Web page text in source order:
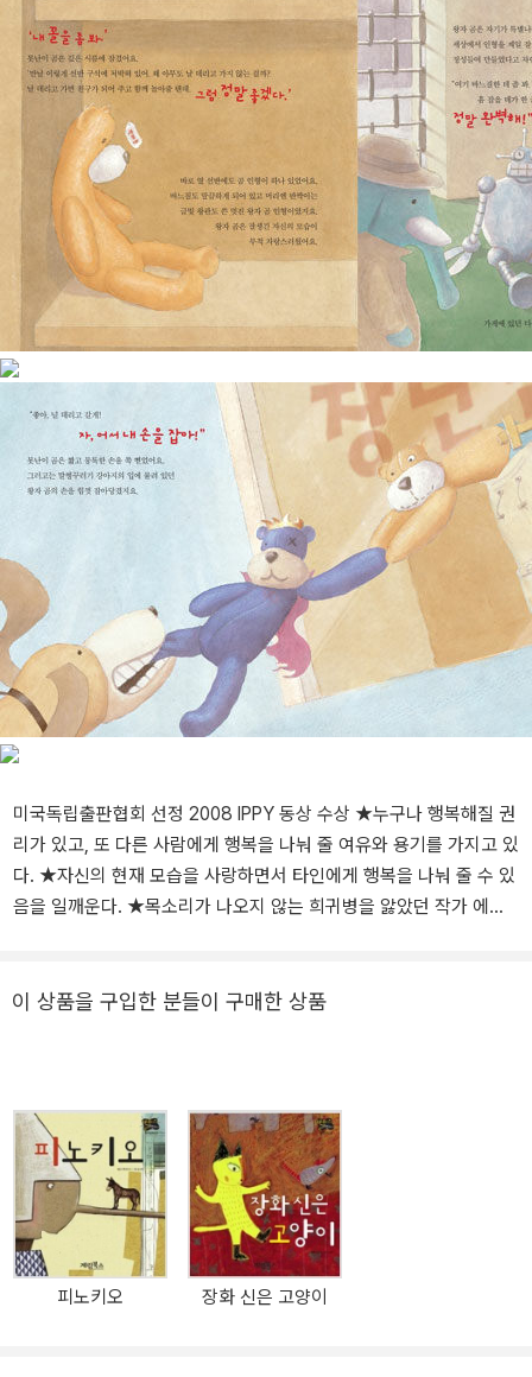
미국독립출판협회 선정 2008 IPPY 동상 수상 ★누구나 행복해질 권
리가 있고, 또 다른 사람에게 행복을 나눠 줄 여유와 용기를 가지고 있
다. ★자신의 현재 모습을 사랑하면서 타인에게 행복을 나눠 줄 수 있
음을 일깨운다. ★목소리가 나오지 않는 희귀병을 앓았던 작가 에밀
못난이 곰과 근사하게 생긴 왕자 곰이 진정한 행복을 찾아가는 이야
나눠 줄 여유와 용기를 가지고 있다. 큰 아이들에게 자신의 현재 모습
을 사랑하면서 타인에게 행복을 나눌 줄 수 있음을 일깨운다. 행운은
누구에게나 찾아온다! - 쓸모없고 볼품없는 못난이 곰에게 찾아온 행
운 이야기 옛날이야기에 보면 가난하고 힘없는 주인공이 뜻하지 않은
행운을 만나 행복해지는 대목이 종종 나온다. 신데렐라가 요정의 도
움으로 궁전 무도회에 가게 된 일이나, 콩쥐가 두꺼비의 도움으로 밑
이 깨진 항아리에 물을 가득 채울 수 있었던 일, 흥부가 제비가 물고
이 상품을 구입한 분들이 구매한 상품
피노키오 장화 신은 고양이